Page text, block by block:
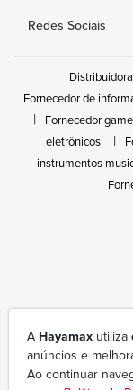
Redes Sociais
Fornecedor de
Fornecedor
eletrônicos
instrumentos
A Hayamax utiliza
anúncios e
Ao continuar